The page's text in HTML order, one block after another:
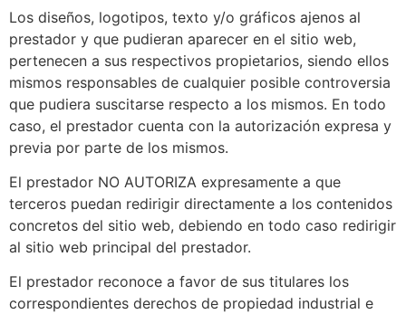
Los diseños, logotipos, texto y/o gráficos ajenos al
prestador y que pudieran aparecer en el sitio web,
pertenecen a sus respectivos propietarios, siendo ellos
mismos responsables de cualquier posible controversia
que pudiera suscitarse respecto a los mismos. En todo
caso, el prestador cuenta con la autorización expresa y
previa por parte de los mismos.
El prestador NO AUTORIZA expresamente a que
terceros puedan redirigir directamente a los contenidos
concretos del sitio web, debiendo en todo caso redirigir
al sitio web principal del prestador.
El prestador reconoce a favor de sus titulares los
correspondientes derechos de propiedad industrial e